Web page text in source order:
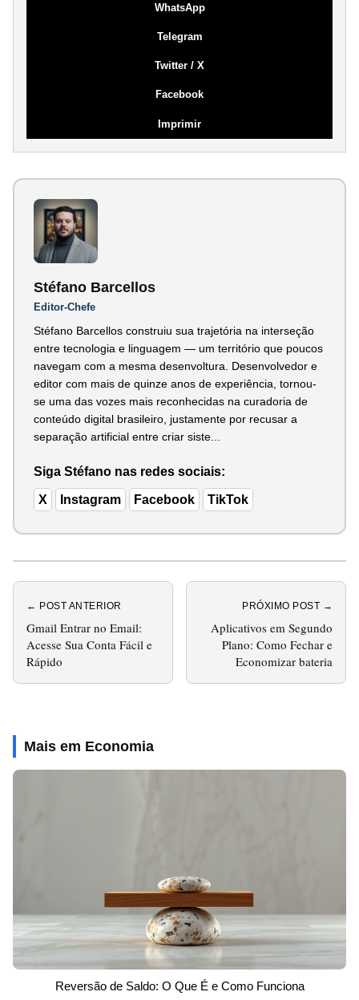
WhatsApp
Telegram
Twitter / X
Facebook
Imprimir
Stéfano Barcellos
Editor-Chefe
Stéfano Barcellos construiu sua trajetória na interseção
entre tecnologia e linguagem — um território que poucos
navegam com a mesma desenvoltura. Desenvolvedor e
editor com mais de quinze anos de experiência, tornou-
se uma das vozes mais reconhecidas na curadoria de
conteúdo digital brasileiro, justamente por recusar a
separação artificial entre criar siste...
Siga Stéfano nas redes sociais:
X Instagram Facebook TikTok
← POST ANTERIOR
Gmail Entrar no Email:
Acesse Sua Conta Fácil e
Rápido
PRÓXIMO POST →
Aplicativos em Segundo
Plano: Como Fechar e
Economizar bateria
Mais em Economia
Reversão de Saldo: O Que É e Como Funciona